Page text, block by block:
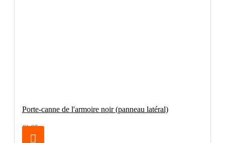
Porte-canne de l'armoire noir (panneau latéral)
€1.95